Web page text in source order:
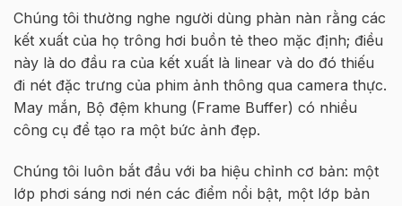
Chúng tôi thường nghe người dùng phàn nàn rằng các
kết xuất của họ trông hơi buồn tẻ theo mặc định; điều
này là do đầu ra của kết xuất là linear và do đó thiếu
đi nét đặc trưng của phim ảnh thông qua camera thực.
May mắn, Bộ đệm khung (Frame Buffer) có nhiều
công cụ để tạo ra một bức ảnh đẹp.
Chúng tôi luôn bắt đầu với ba hiệu chỉnh cơ bản: một
lớp phơi sáng nơi nén các điểm nổi bật, một lớp bản